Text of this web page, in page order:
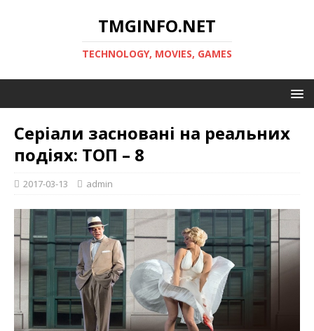
TMGINFO.NET
ТECHNOLOGY, MOVIES, GAMES
Серіали засновані на реальних
подіях: ТОП – 8
2017-03-13 admin